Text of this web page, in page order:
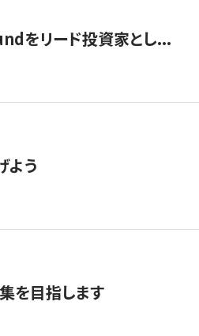
をリード投資家とし...
よう
を目指します